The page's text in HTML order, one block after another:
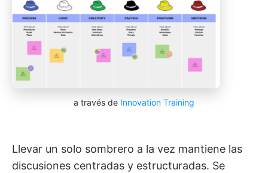
a través de Innovation Training
Llevar un solo sombrero a la vez mantiene las
discusiones centradas y estructuradas. Se